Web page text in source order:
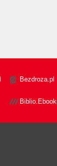
Bezdroza.pl